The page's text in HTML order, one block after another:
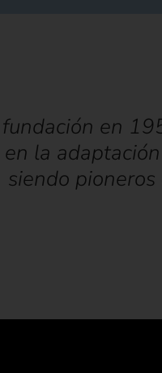
en
la
siendo